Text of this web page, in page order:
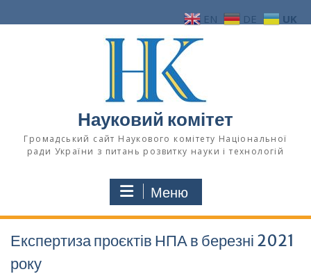
до
Науковий комітет
Громадський сайт Наукового комітету Національної
ради України з питань розвитку науки і технологій
Меню
Експертиза проєктів НПА в березні 2021
року
EN DE UK